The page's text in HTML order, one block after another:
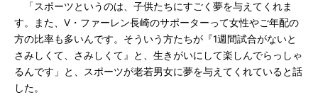
「スポーツというのは、子供たちにすごく夢を与えてくれま
す。また、V・ファーレン長崎のサポーターって女性やご年配の
方の比率も多いんです。そういう方たちが『1週間試合がないと
さみしくて、さみしくて』と、生きがいにして楽しんでらっしゃ
るんです」と、スポーツが老若男女に夢を与えてくれていると話
した。